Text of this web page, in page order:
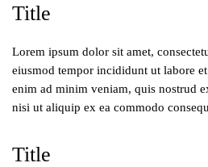
Title
Lorem ipsum dolor sit amet,
eiusmod tempor incididunt ut labore
enim ad minim veniam, quis nostrud
nisi ut aliquip ex ea commodo
Title